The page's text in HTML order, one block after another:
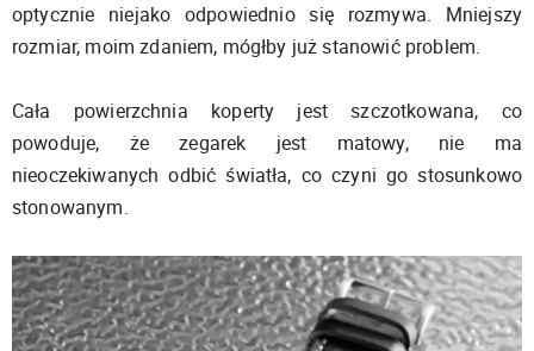
optycznie niejako odpowiednio się rozmywa. Mniejszy
rozmiar, moim zdaniem, mógłby już stanowić problem.
Cała powierzchnia koperty jest szczotkowana, co
powoduje, że zegarek jest matowy, nie ma
nieoczekiwanych odbić światła, co czyni go stosunkowo
stonowanym.